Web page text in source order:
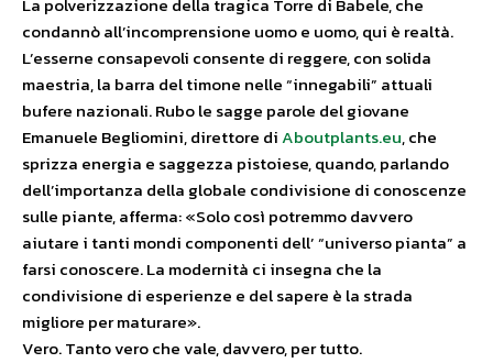
La polverizzazione della tragica Torre di Babele, che
condannò all’incomprensione uomo e uomo, qui è realtà.
L’esserne consapevoli consente di reggere, con solida
maestria, la barra del timone nelle “innegabili” attuali
bufere nazionali. Rubo le sagge parole del giovane
Emanuele Begliomini, direttore diAboutplants.eu, che
sprizza energia e saggezza pistoiese, quando, parlando
dell’importanza della globale condivisione di conoscenze
sulle piante, afferma: «Solo così potremmo davvero
aiutare i tanti mondi componenti dell’ “universo pianta” a
farsi conoscere. La modernità ci insegna che la
condivisione di esperienze e del sapere è la strada
migliore per maturare».
Vero. Tanto vero che vale, davvero, per tutto.